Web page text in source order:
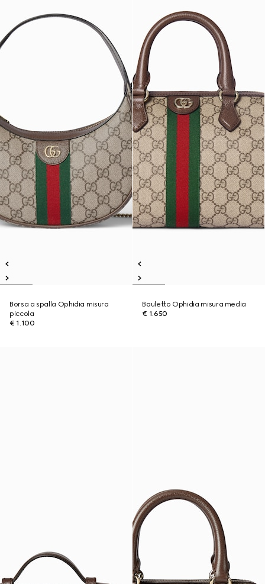
Borsa a spalla Ophidia misura
piccola
€ 1.100
Bauletto Ophidia misura media
€ 1.650